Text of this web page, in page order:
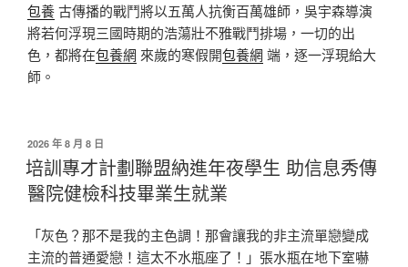
包養古傳播的戰鬥將以五萬人抗衡百萬雄師，吳宇森導演
將若何浮現三國時期的浩蕩壯不雅戰鬥排場，一切的出
色，都將在包養網 來歲的寒假開包養網 端，逐一浮現給大
師。
發
佈
於
2026 年 8 月 8 日
培訓專才計劃聯盟納進年夜學生 助信息秀傳
醫院健檢科技畢業生就業
「灰色？那不是我的主色調！那會讓我的非主流單戀變成
主流的普通愛戀！這太不水瓶座了！」張水瓶在地下室嚇